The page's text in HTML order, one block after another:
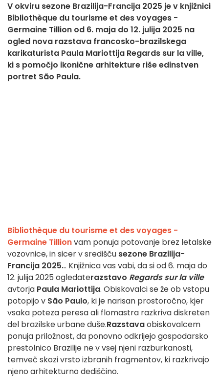
V okviru sezone Brazilija-Francija 2025 je v knjižnici
Bibliothèque du tourisme et des voyages -
Germaine Tillion od 6. maja do 12. julija 2025 na
ogled nova razstava francosko-brazilskega
karikaturista Paula Mariottija Regards sur la ville,
ki s pomočjo ikonične arhitekture riše edinstven
portret São Paula.
Bibliothèque du tourisme et des voyages -
Germaine Tillionvam ponuja potovanje brez letalske
vozovnice, in sicer v središču sezone Brazilija-
Francija 2025... Knjižnica vas vabi, da si od 6. maja do
12. julija 2025 ogledaterazstavo Regards sur la ville
avtorja Paula Mariottija. Obiskovalci se že ob vstopu
potopijo v São Paulo, ki je narisan prostoročno, kjer
vsaka poteza peresa ali flomastra razkriva diskreten
del brazilske urbane duše.Razstavaobiskovalcem
ponuja priložnost, da ponovno odkrijejo gospodarsko
prestolnico Brazilije ne v vsej njeni razburkanosti,
temveč skozi vrsto izbranih fragmentov, ki razkrivajo
njeno arhitekturno dediščino.